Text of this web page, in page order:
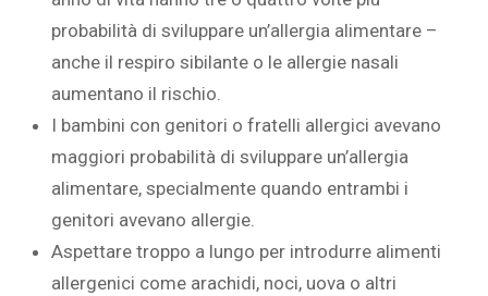
probabilità di sviluppare un’allergia alimentare –
anche il respiro sibilante o le allergie nasali
aumentano il rischio.
I bambini con genitori o fratelli allergici avevano
maggiori probabilità di sviluppare un’allergia
alimentare, specialmente quando entrambi i
genitori avevano allergie.
Aspettare troppo a lungo per introdurre alimenti
allergenici come arachidi, noci, uova o altri